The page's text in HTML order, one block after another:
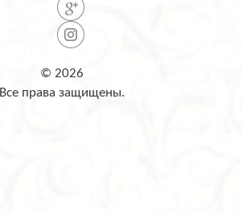
© 2026
Все права защищены.